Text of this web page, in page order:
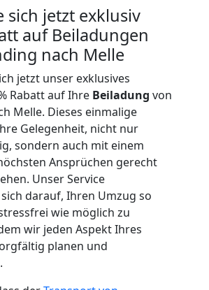
sich jetzt exklusiv
auf Beiladungen
nach Melle
jetzt unser exklusives
Rabatt auf Ihre Beiladung von
Melle. Dieses einmalige
Gelegenheit, nicht nur
sondern auch mit einem
Ansprüchen gerecht
Unser Service
darauf, Ihren Umzug so
wie möglich zu
wir jeden Aspekt Ihres
planen und